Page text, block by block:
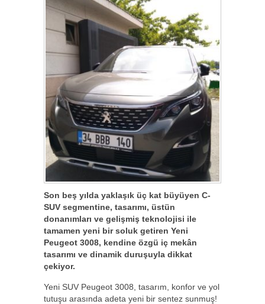
Son beş yılda yaklaşık üç kat büyüyen C-
SUV segmentine, tasarımı, üstün
donanımları ve gelişmiş teknolojisi ile
tamamen yeni bir soluk getiren Yeni
Peugeot 3008, kendine özgü iç mekân
tasarımı ve dinamik duruşuyla dikkat
çekiyor.
Yeni SUV Peugeot 3008, tasarım, konfor ve yol
tutuşu arasında adeta yeni bir sentez sunmuş!